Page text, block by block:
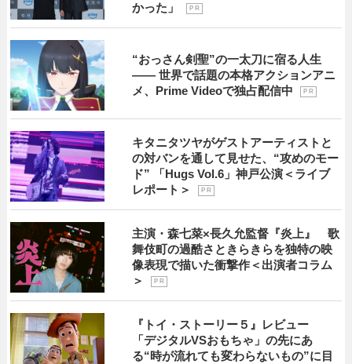
かった」
P R
“おっさん剣聖”の一太刀に宿る人生
―― 世界で話題の本格アクションアニ
メ、Prime Videoで独占配信中
P R
キタニタツヤがゲストアーティストと
の対バンを通して見せた、“攻めのモー
ド” 「Hugs Vol.6」神戸公演＜ライブ
レポート＞
P R
主演・森七菜×長久允監督『炎上』 歌
舞伎町の過酷さときらきらを独特の映
像表現で描いた衝撃作＜出演者コラム
＞
P R
『トイ・ストーリー５』レビュー
「デジタルVSおもちゃ」の先にあ
る“時が流れても変わらないもの”に目